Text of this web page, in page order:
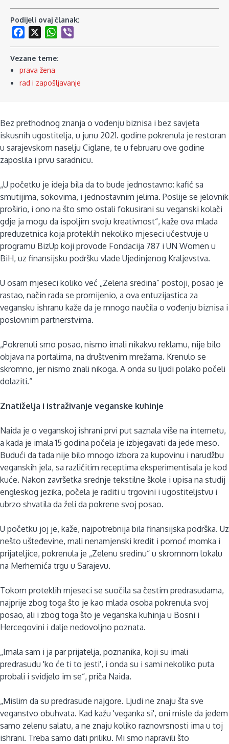
Podijeli ovaj članak:
Facebook
WhatsApp
Vezane teme:
prava žena
rad i zapošljavanje
Bez prethodnog znanja o vođenju biznisa i bez savjeta
iskusnih ugostitelja, u junu 2021. godine pokrenula je restoran
u sarajevskom naselju Ciglane, te u februaru ove godine
zaposlila i prvu saradnicu.
„U početku je ideja bila da to bude jednostavno: kafić sa
smutijima, sokovima, i jednostavnim jelima. Poslije se jelovnik
proširio, i ono na što smo ostali fokusirani su veganski kolači
gdje ja mogu da ispoljim svoju kreativnost“, kaže ova mlada
preduzetnica koja proteklih nekoliko mjeseci učestvuje u
programu BizUp koji provode Fondacija 787 i UN Women u
BiH, uz finansijsku podršku vlade Ujedinjenog Kraljevstva.
U osam mjeseci koliko već „Zelena sredina“ postoji, posao je
rastao, način rada se promijenio, a ova entuzijastica za
vegansku ishranu kaže da je mnogo naučila o vođenju biznisa i
poslovnim partnerstvima.
„Pokrenuli smo posao, nismo imali nikakvu reklamu, nije bilo
objava na portalima, na društvenim mrežama. Krenulo se
skromno, jer nismo znali nikoga. A onda su ljudi polako počeli
dolaziti.“
Znatiželja i istraživanje veganske kuhinje
Naida je o veganskoj ishrani prvi put saznala više na internetu,
a kada je imala 15 godina počela je izbjegavati da jede meso.
Budući da tada nije bilo mnogo izbora za kupovinu i narudžbu
veganskih jela, sa različitim receptima eksperimentisala je kod
kuće. Nakon završetka srednje tekstilne škole i upisa na studij
engleskog jezika, počela je raditi u trgovini i ugostiteljstvu i
ubrzo shvatila da želi da pokrene svoj posao.
U početku joj je, kaže, najpotrebnija bila finansijska podrška. Uz
nešto ušteđevine, mali nenamjenski kredit i pomoć momka i
prijateljice, pokrenula je „Zelenu sredinu“ u skromnom lokalu
na Merhemića trgu u Sarajevu.
Tokom proteklih mjeseci se suočila sa čestim predrasudama,
najprije zbog toga što je kao mlada osoba pokrenula svoj
posao, ali i zbog toga što je veganska kuhinja u Bosni i
Hercegovini i dalje nedovoljno poznata.
„Imala sam i ja par prijatelja, poznanika, koji su imali
predrasudu 'ko će ti to jesti', i onda su i sami nekoliko puta
probali i svidjelo im se“, priča Naida.
„Mislim da su predrasude najgore. Ljudi ne znaju šta sve
veganstvo obuhvata. Kad kažu 'veganka si', oni misle da jedem
samo zelenu salatu, a ne znaju koliko raznovrsnosti ima u toj
ishrani. Treba samo dati priliku. Mi smo napravili što